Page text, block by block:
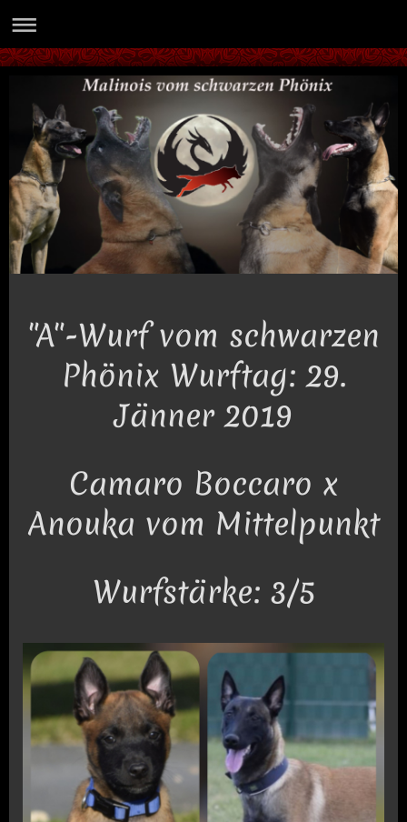
"A"-Wurf vom schwarzen
Phönix Wurftag: 29.
Jänner 2019
Camaro Boccaro x
Anouka vom Mittelpunkt
Wurfstärke: 3/5